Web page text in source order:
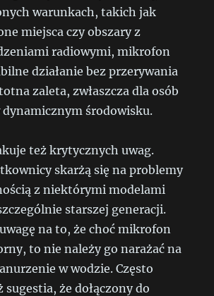
warunkach, takich jak
miejsca czy obszary z
radiowymi, mikrofon
działanie bez przerywania
zaleta, zwłaszcza dla osób
dynamicznym środowisku.
też krytycznych uwag.
skarżą się na problemy
z niektórymi modelami
starszej generacji.
na to, że choć mikrofon
to nie należy go narażać na
w wodzie. Często
sugestia, że dołączony do